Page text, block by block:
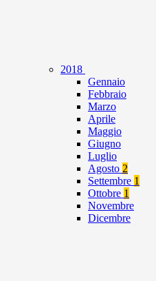
2018
Gennaio
Febbraio
Marzo
Aprile
Maggio
Giugno
Luglio
Agosto 2
Settembre 1
Ottobre 1
Novembre
Dicembre